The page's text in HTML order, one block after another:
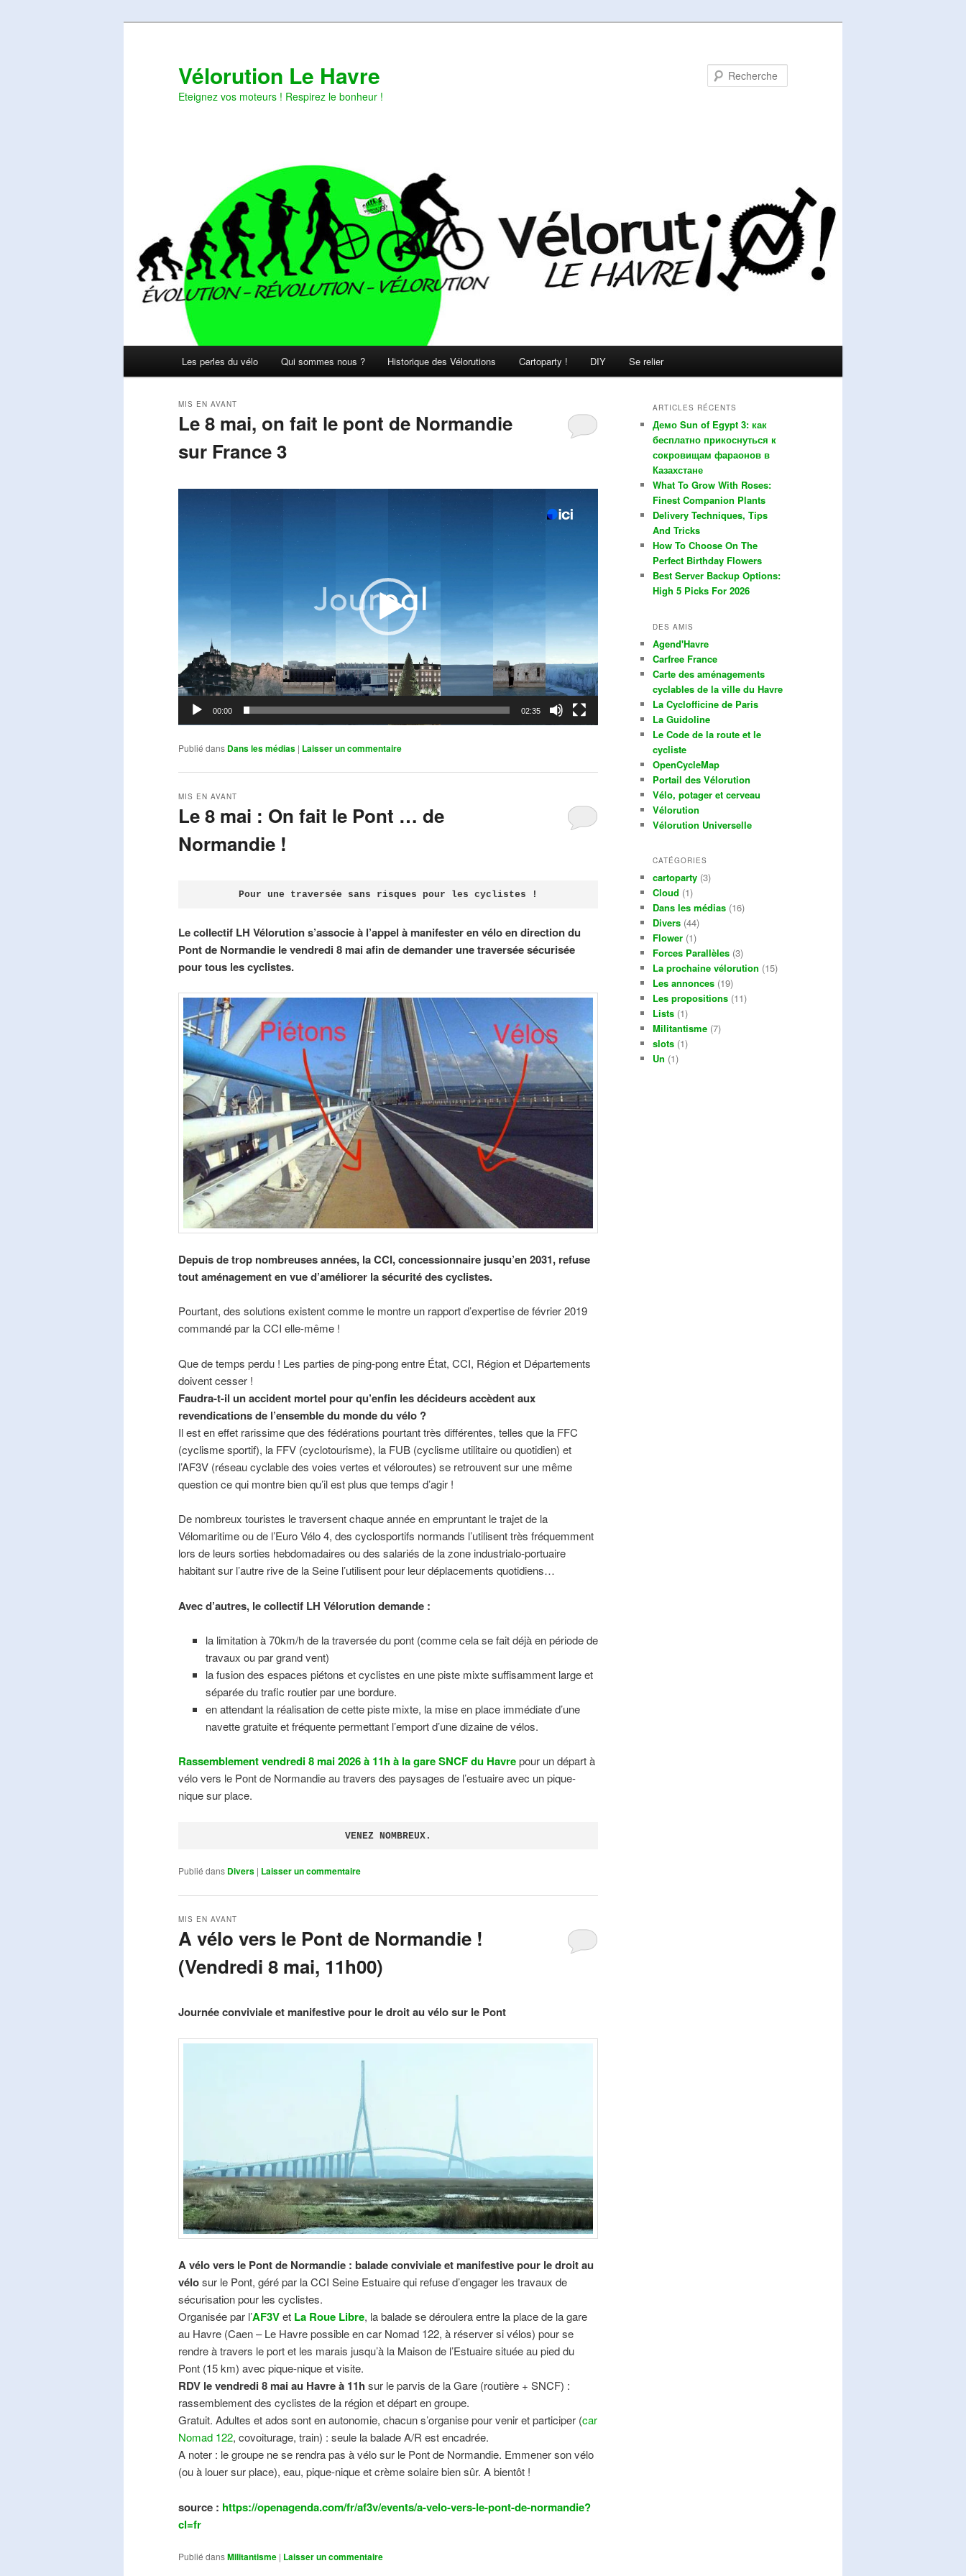
Vélorution Le Havre
Eteignez vos moteurs ! Respirez le bonheur !
Les perles du vélo Qui sommes nous ? Historique des Vélorutions Cartoparty ! DIY Se relier
Le 8 mai, on fait le pont de Normandie
sur France 3
MIS EN AVANT
00:00 02:35
Publié dans Dans les médias | Laisser un commentaire
Le 8 mai : On fait le Pont … de
Normandie !
MIS EN AVANT
Pour une traversée sans risques pour les cyclistes !
Le collectif LH Vélorution s’associe à l’appel à manifester en vélo en direction du
Pont de Normandie le vendredi 8 mai afin de demander une traversée sécurisée
pour tous les cyclistes.
Depuis de trop nombreuses années, la CCI, concessionnaire jusqu’en 2031, refuse
tout aménagement en vue d’améliorer la sécurité des cyclistes.
Pourtant, des solutions existent comme le montre un rapport d’expertise de février 2019
commandé par la CCI elle-même !
Que de temps perdu ! Les parties de ping-pong entre État, CCI, Région et Départements
doivent cesser !
Faudra-t-il un accident mortel pour qu’enfin les décideurs accèdent aux
revendications de l’ensemble du monde du vélo ?
Il est en effet rarissime que des fédérations pourtant très différentes, telles que la FFC
(cyclisme sportif), la FFV (cyclotourisme), la FUB (cyclisme utilitaire ou quotidien) et
l’AF3V (réseau cyclable des voies vertes et véloroutes) se retrouvent sur une même
question ce qui montre bien qu’il est plus que temps d’agir !
De nombreux touristes le traversent chaque année en empruntant le trajet de la
Vélomaritime ou de l’Euro Vélo 4, des cyclosportifs normands l’utilisent très fréquemment
lors de leurs sorties hebdomadaires ou des salariés de la zone industrialo-portuaire
habitant sur l’autre rive de la Seine l’utilisent pour leur déplacements quotidiens…
Avec d’autres, le collectif LH Vélorution demande :
la limitation à 70km/h de la traversée du pont (comme cela se fait déjà en période de
travaux ou par grand vent)
la fusion des espaces piétons et cyclistes en une piste mixte suffisamment large et
séparée du trafic routier par une bordure.
en attendant la réalisation de cette piste mixte, la mise en place immédiate d’une
navette gratuite et fréquente permettant l’emport d’une dizaine de vélos.
Rassemblement vendredi 8 mai 2026 à 11h à la gare SNCF du Havrepour un départ à
vélo vers le Pont de Normandie au travers des paysages de l’estuaire avec un pique-
nique sur place.
VENEZ NOMBREUX.
Publié dans Divers | Laisser un commentaire
A vélo vers le Pont de Normandie !
(Vendredi 8 mai, 11h00)
MIS EN AVANT
Journée conviviale et manifestive pour le droit au vélo sur le Pont
A vélo vers le Pont de Normandie : balade conviviale et manifestivepour le droit au
vélosur le Pont, géré par la CCI Seine Estuaire qui refuse d’engager les travaux de
sécurisation pour les cyclistes.
Organisée par l’AF3Vet La Roue Libre, la balade se déroulera entre la place de la gare
au Havre (Caen – Le Havre possible en car Nomad 122, à réserver si vélos) pour se
rendre à travers le port et les marais jusqu’à la Maison de l’Estuaire située au pied du
Pont (15 km) avec pique-nique et visite.
RDV le vendredi 8 mai au Havre à 11h sur le parvis de la Gare (routière + SNCF) :
rassemblement des cyclistes de la région et départ en groupe.
Gratuit. Adultes et ados sont en autonomie, chacun s’organise pour venir et participer (car
Nomad 122, covoiturage, train) : seule la balade A/R est encadrée.
A noter : le groupe ne se rendra pas à vélo sur le Pont de Normandie. Emmener son vélo
(ou à louer sur place), eau, pique-nique et crème solaire bien sûr. A bientôt !
source : https://openagenda.com/fr/af3v/events/a-velo-vers-le-pont-de-normandie?
cl=fr
Publié dansMilitantisme | Laisser un commentaire
ARTICLES RÉCENTS
Демо Sun of Egypt 3: как
бесплатно прикоснуться к
сокровищам фараонов в
Казахстане
What To Grow With Roses:
Finest Companion Plants
Delivery Techniques, Tips
And Tricks
How To Choose On The
Perfect Birthday Flowers
Best Server Backup Options:
High 5 Picks For 2026
DES AMIS
Agend'Havre
Carfree France
Carte des aménagements
cyclables de la ville du Havre
La Cyclofficine de Paris
La Guidoline
Le Code de la route et le
cycliste
OpenCycleMap
Portail des Vélorution
Vélo, potager et cerveau
Vélorution
Vélorution Universelle
CATÉGORIES
cartoparty (3)
Cloud (1)
Dans les médias (16)
Divers (44)
Flower (1)
Forces Parallèles (3)
La prochaine vélorution (15)
Les annonces (19)
Les propositions (11)
Lists (1)
Militantisme (7)
slots (1)
Un (1)